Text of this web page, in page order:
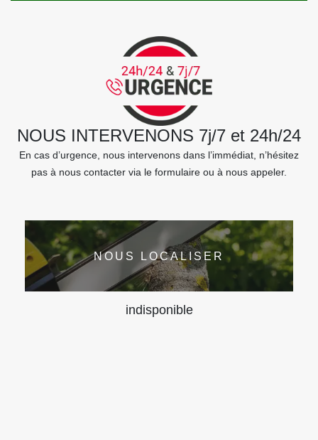
NOUS INTERVENONS 7j/7 et 24h/24
En cas d’urgence, nous intervenons dans l’immédiat, n’hésitez
pas à nous contacter via le formulaire ou à nous appeler.
NOUS LOCALISER
indisponible